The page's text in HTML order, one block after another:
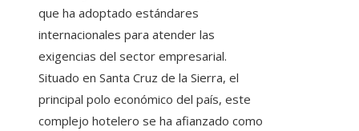
que ha adoptado estándares
internacionales para atender las
exigencias del sector empresarial.
Situado en Santa Cruz de la Sierra, el
principal polo económico del país, este
complejo hotelero se ha afianzado como